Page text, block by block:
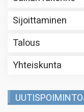
Sijoittaminen
Talous
Yhteiskunta